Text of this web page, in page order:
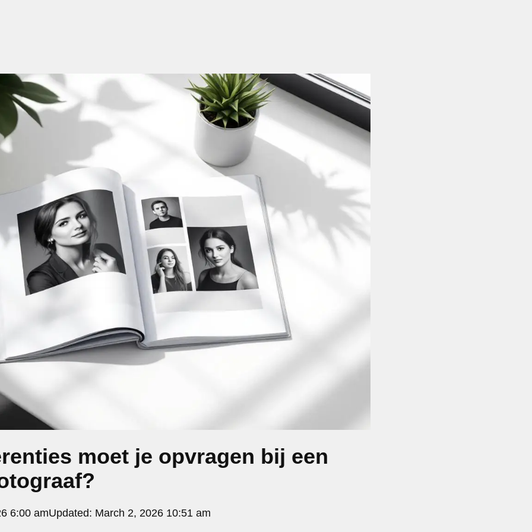
moet je opvragen bij een
6:00 amUpdated: March 2, 2026 10:51 am